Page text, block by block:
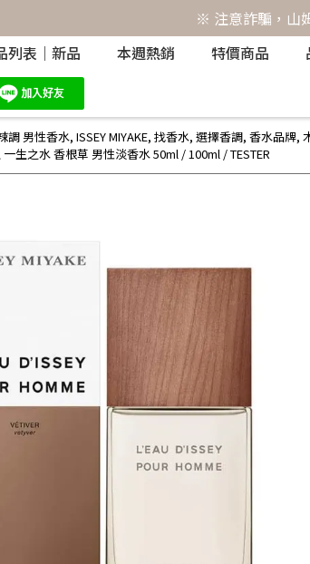
※ 注意詐騙，山
列表｜新品
本週熱銷 特價商品
調 男性香水, ISSEY MIYAKE, 找香水, 選擇香調, 香水品牌,
一生之水 香根草 男性淡香水 50ml / 100ml / TESTER